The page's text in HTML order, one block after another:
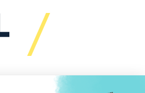
échanger